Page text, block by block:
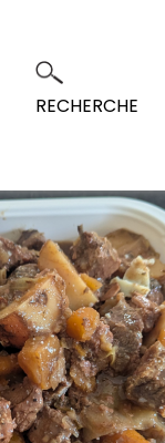
RECHERCHE